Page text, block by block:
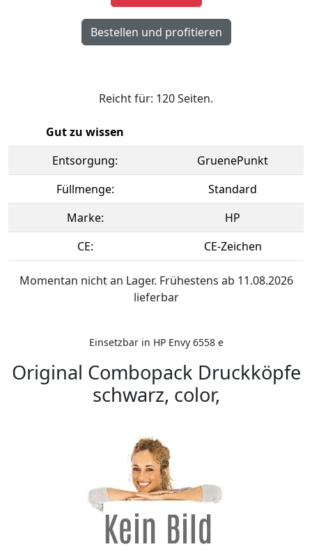
Reicht für: 120 Seiten.
Gut zu wissen
Entsorgung:
GruenePunkt
Füllmenge:
Standard
Marke:
HP
CE:
CE-Zeichen
Momentan nicht an Lager. Frühestens ab 11.08.2026
lieferbar
Einsetzbar in HP Envy 6558 e
Original Combopack Druckköpfe
schwarz, color,